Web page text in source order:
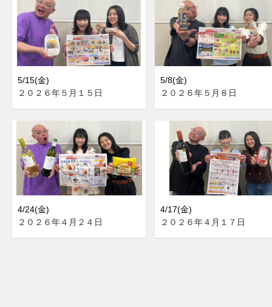
5/15(金)
２０２６年５月１５日
5/8(金)
２０２６年５月８日
4/24(金)
２０２６年４月２４日
4/17(金)
２０２６年４月１７日